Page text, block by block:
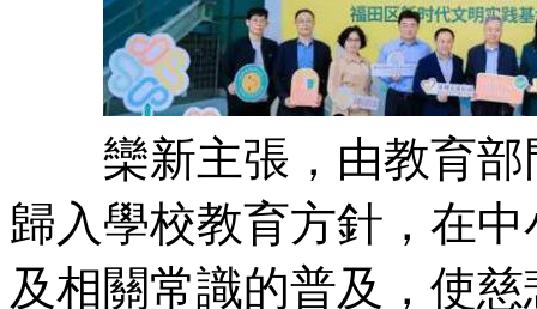
欒新主張，由教育部
歸入學校教育方針，在
及相關常識的普及，使